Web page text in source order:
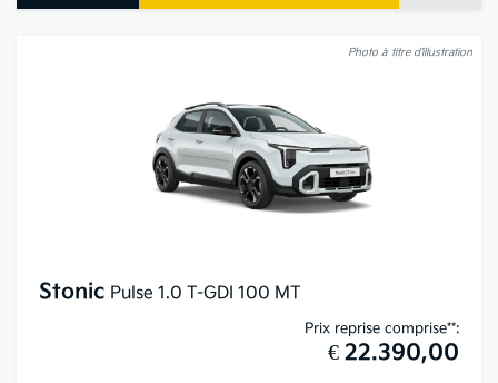
Photo à titre d’illustration
Stonic Pulse 1.0 T-GDI 100 MT
Prix reprise comprise**:
€ 22.390,00